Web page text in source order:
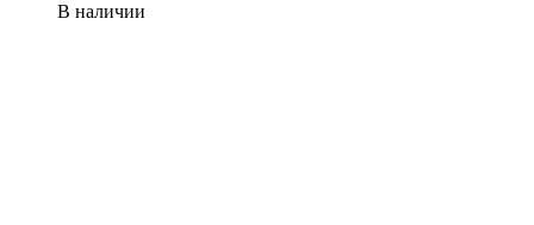
В наличии